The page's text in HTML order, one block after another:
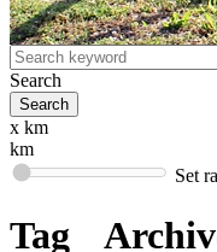
Search
x km
km
Set
Tag